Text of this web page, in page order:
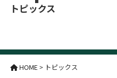
トピックス
HOME > トピックス